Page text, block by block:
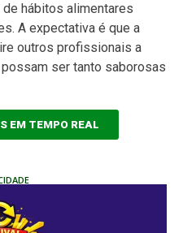
hábitos alimentares
A expectativa é que a
outros profissionais a
ser tanto saborosas
EM TEMPO REAL